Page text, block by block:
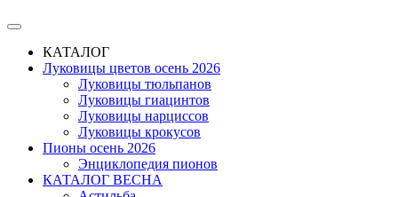
КАТАЛОГ
Луковицы цветов осень 2026
Луковицы тюльпанов
Луковицы гиацинтов
Луковицы нарциссов
Луковицы крокусов
Пионы осень 2026
Энциклопедия пионов
КАТАЛОГ ВЕСНА